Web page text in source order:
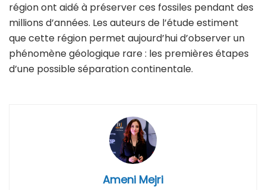
région ont aidé à préserver ces fossiles pendant des
millions d’années. Les auteurs de l’étude estiment
que cette région permet aujourd’hui d’observer un
phénomène géologique rare : les premières étapes
d’une possible séparation continentale.
Ameni Mejri